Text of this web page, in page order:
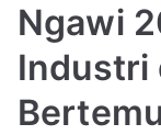
Ngawi
Industri